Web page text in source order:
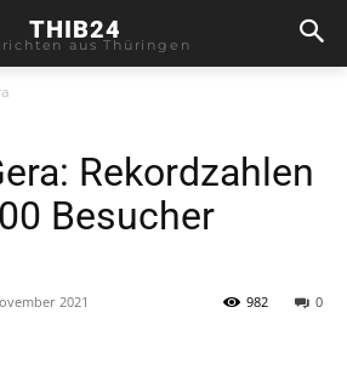
THIB24
aus Thüringen
Rekordzahlen
Besucher
2021 0
982